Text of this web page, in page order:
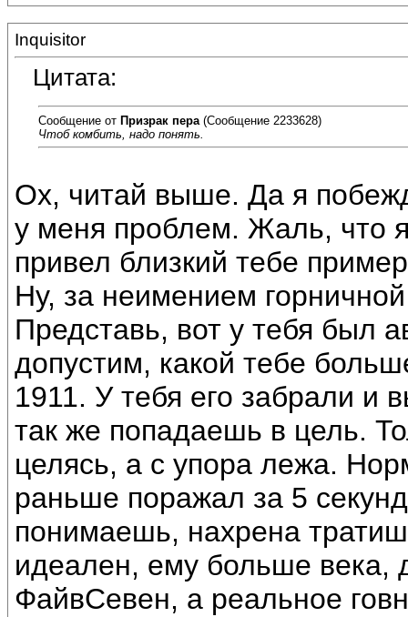
Inquisitor
Цитата:
Сообщение от Призрак пера (Сообщение 2233628)
Чтоб комбить, надо понять.
Ох, читай выше. Да я
у меня проблем. Жаль, что
привел близкий тебе
Ну, за неимением
Представь, вот у тебя был
допустим, какой тебе
1911. У тебя его забрали и
так же попадаешь в цель.
целясь, а с упора лежа.
раньше поражал за 5
понимаешь, нахрена
идеален, ему больше века,
ФайвСевен, а реальное